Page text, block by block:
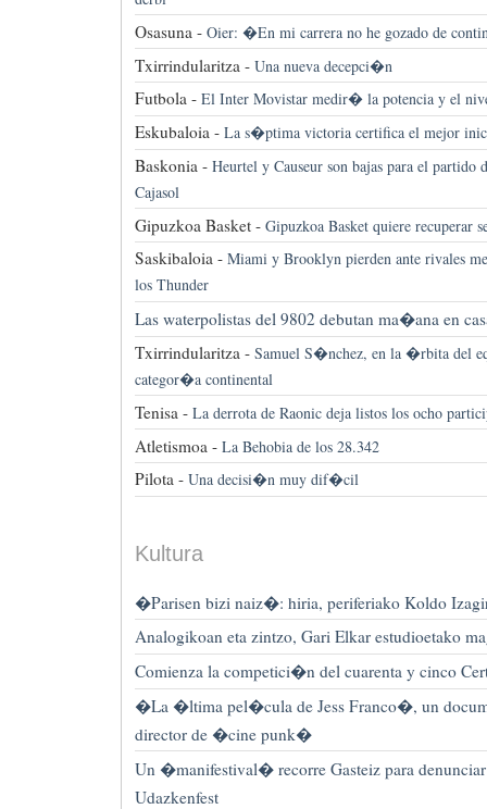
Osasuna - Oier: �En mi carrera no he gozado de
Txirrindularitza - Una nueva decepci�n
Futbola - El Inter Movistar medir� la potencia y el
Eskubaloia - La s�ptima victoria certifica el mejor
Baskonia - Heurtel y Causeur son bajas para el partido
Cajasol
Gipuzkoa Basket - Gipuzkoa Basket quiere recuperar
Saskibaloia - Miami y Brooklyn pierden ante rivales
los Thunder
Las waterpolistas del 9802 debutan ma�ana en
Txirrindularitza - Samuel S�nchez, en la �rbita del
categor�a continental
Tenisa - La derrota de Raonic deja listos los ocho
Atletismoa - La Behobia de los 28.342
Pilota - Una decisi�n muy dif�cil
Kultura
�Parisen bizi naiz�: hiria, periferiako Koldo
Analogikoan eta zintzo, Gari Elkar estudioetako
Comienza la competici�n del cuarenta y cinco
�La �ltima pel�cula de Jess Franco�, un
director de �cine punk�
Un �manifestival� recorre Gasteiz para
Udazkenfest